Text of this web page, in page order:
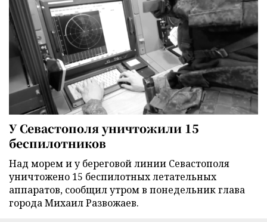
У Севастополя уничтожили 15
беспилотников
Над морем и у береговой линии Севастополя
уничтожено 15 беспилотных летательных
аппаратов, сообщил утром в понедельник глава
города Михаил Развожаев.